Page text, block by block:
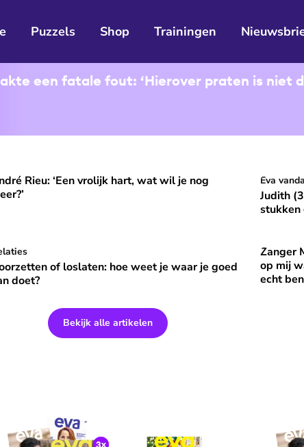
Puzzels Shop Trainingen
een fatale fout: ‘Hierover praten is niet
opvallen, niet veranderen'
Rieu: ‘Een vrolijk hart, wat wil je nog meer?’
⭐ Premium
Rieu: ‘Een vrolijk hart, wat wil je nog
Judith
⭐
Eva
Judith
stukken
gelukkig te zijn’
of loslaten: hoe weet je waar je goed aan doet?
⭐
of loslaten: hoe weet je waar je goed
doet?
Zanger
⭐
Zanger
op mij
echt
Bekijk alle artikelen